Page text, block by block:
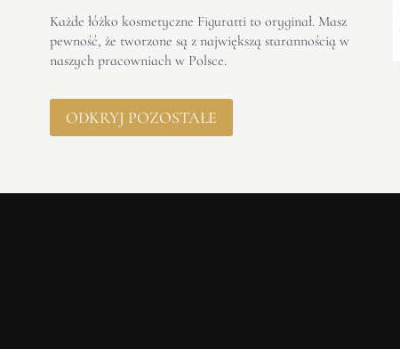
Każde łóżko kosmetyczne Figuratti to oryginał. Masz
pewność, że tworzone są z największą starannością w
naszych pracowniach w Polsce.
ODKRYJ POZOSTAŁE